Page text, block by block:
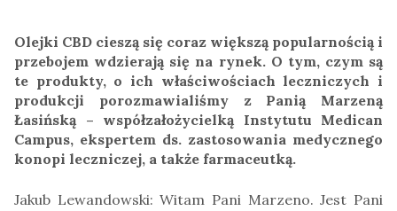
Olejki CBD cieszą się coraz większą popularnością i
przebojem wdzierają się na rynek. O tym, czym są
te produkty, o ich właściwościach leczniczych i
produkcji porozmawialiśmy z Panią Marzeną
Łasińską – współzałożycielką Instytutu Medican
Campus, ekspertem ds. zastosowania medycznego
konopi leczniczej, a także farmaceutką.
Jakub Lewandowski: Witam Pani Marzeno. Jest Pani